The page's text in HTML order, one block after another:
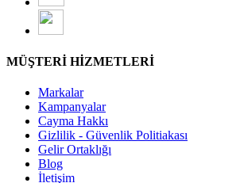
MÜŞTERİ HİZMETLERİ
Markalar
Kampanyalar
Cayma Hakkı
Gizlilik - Güvenlik Politiakası
Gelir Ortaklığı
Blog
İletişim